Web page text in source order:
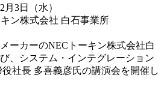
3日（水）
ン株式会社 白石事業所
ーカーのNECトーキン株式会社白
、システム・インテグレーション
社長 多喜義彦氏の講演会を開催し